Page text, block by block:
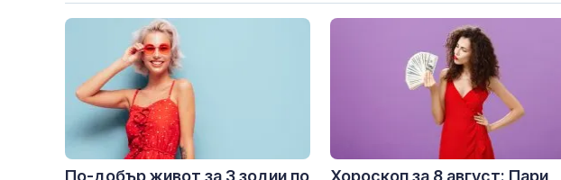
По-добър живот за 3 зодии по Хороскоп за 8 август: Пари,